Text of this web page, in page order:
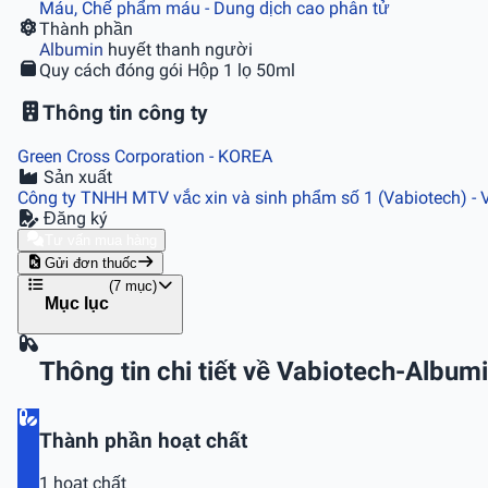
Máu, Chế phẩm máu - Dung dịch cao phân tử
Thành phần
Albumin huyết thanh người
Quy cách đóng gói Hộp 1 lọ 50ml
Thông tin công ty
Green Cross Corporation - KOREA
Sản xuất
Công ty TNHH MTV vắc xin và sinh phẩm số 1 (Vabiotech) -
Đăng ký
Gửi đơn thuốc
Mục lục
(7 mục)
Thông tin chi tiết về Vabiotech-
Thành phần hoạt chất
1 hoạt chất